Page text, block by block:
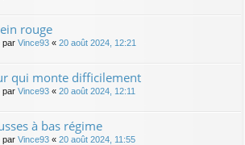
rouge
par Vince93 « 20 août 2024, 12:21
qui monte difficilement
par Vince93 « 20 août 2024, 12:11
à bas régime
par Vince93 « 20 août 2024, 11:55